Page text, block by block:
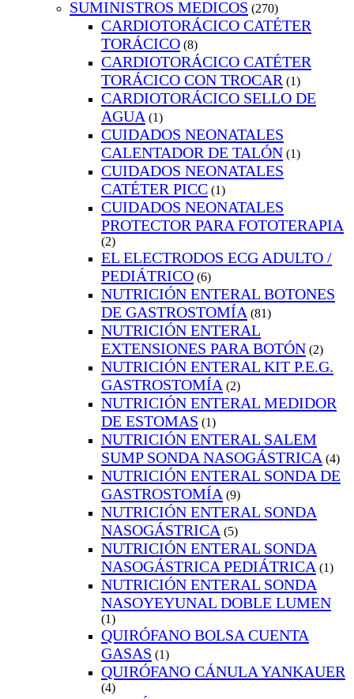
SUMINISTROS MEDICOS (270)
CARDIOTORÁCICO CATÉTER
TORÁCICO (8)
CARDIOTORÁCICO CATÉTER
TORÁCICO CON TROCAR (1)
CARDIOTORÁCICO SELLO DE
AGUA (1)
CUIDADOS NEONATALES
CALENTADOR DE TALÓN (1)
CUIDADOS NEONATALES
CATÉTER PICC (1)
CUIDADOS NEONATALES
PROTECTOR PARA FOTOTERAPIA
(2)
EL ELECTRODOS ECG ADULTO /
PEDIÁTRICO (6)
NUTRICIÓN ENTERAL BOTONES
DE GASTROSTOMÍA (81)
NUTRICIÓN ENTERAL
EXTENSIONES PARA BOTÓN (2)
NUTRICIÓN ENTERAL KIT P.E.G.
GASTROSTOMÍA (2)
NUTRICIÓN ENTERAL MEDIDOR
DE ESTOMAS (1)
NUTRICIÓN ENTERAL SALEM
SUMP SONDA NASOGÁSTRICA (4)
NUTRICIÓN ENTERAL SONDA DE
GASTROSTOMÍA (9)
NUTRICIÓN ENTERAL SONDA
NASOGÁSTRICA (5)
NUTRICIÓN ENTERAL SONDA
NASOGÁSTRICA PEDIÁTRICA (1)
NUTRICIÓN ENTERAL SONDA
NASOYEYUNAL DOBLE LUMEN
(1)
QUIRÓFANO BOLSA CUENTA
GASAS (1)
QUIRÓFANO CÁNULA YANKAUER
(4)